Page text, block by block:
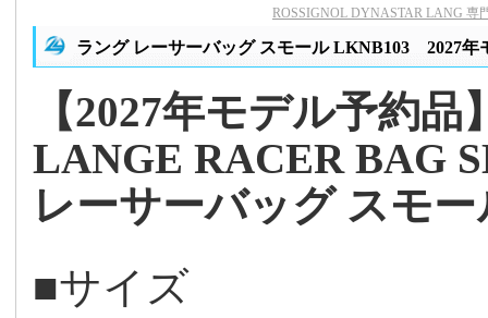
ROSSIGNOL DYNASTAR LANG 専
ラング レーサーバッグ スモール LKNB103 2027年
【2027年モデル予約品
LANGE RACER BAG
レーサーバッグ スモー
■サイズ